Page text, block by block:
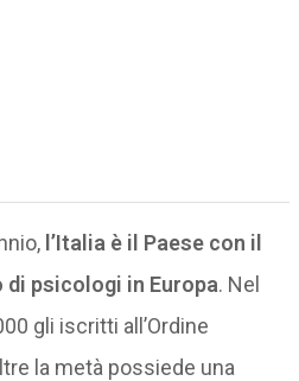
l’Italia è il Paese con il
di psicologi in Europa. Nel
gli iscritti all’Ordine
la metà possiede una